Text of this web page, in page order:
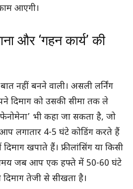
आएगी।
और ‘गहन कार्य’ की
नहीं बनने वाली। असली लर्निंग
दिमाग को उसकी सीमा तक ले
भी कहा जा सकता है, जो
लगातार 4-5 घंटे कोडिंग करते हैं
खपाते हैं। फ्रीलांसिंग या किसी
जब आप एक हफ्ते में 50-60 घंटे
तेजी से सीखता है।